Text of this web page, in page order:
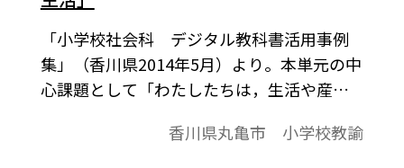
「小学校社会科 デジタル教科書活用事例
集」（香川県2014年5月）より。本単元の中
心課題として「わたしたちは，生活や産業
や他人にとって不利益にならないよう，情報
香川県丸亀市 小学校教諭